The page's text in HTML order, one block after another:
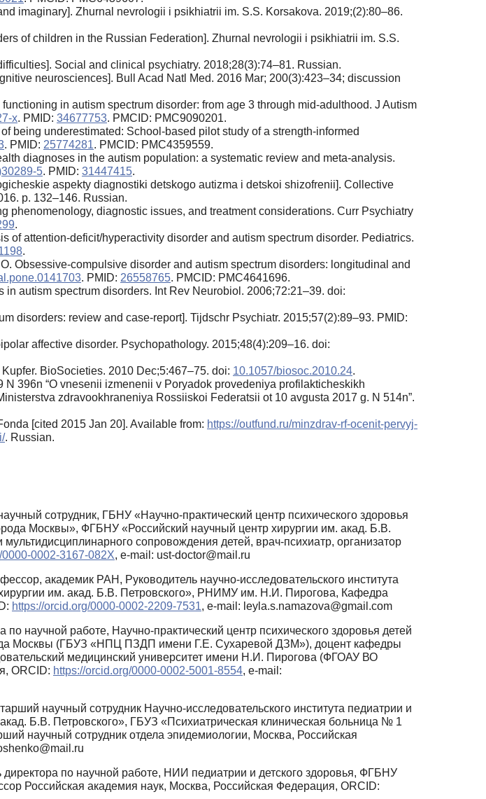
imaginary]. Zhurnal nevrologii i psikhiatrii im. S.S. Korsakova. 2019;(2):80–86.
of children in the Russian Federation]. Zhurnal nevrologii i psikhiatrii im. S.S.
Social and clinical psychiatry. 2018;28(3):74–81. Russian.
neurosciences]. Bull Acad Natl Med. 2016 Mar; 200(3):423–34; discussion
in autism spectrum disorder: from age 3 through mid-adulthood. J Autism
x. PMID: 34677753. PMCID: PMC9090201.
being underestimated: School-based pilot study of a strength-informed
. PMID: 25774281. PMCID: PMC4359559.
diagnoses in the autism population: a systematic review and meta-analysis.
5. PMID: 31447415.
aspekty diagnostiki detskogo autizma i detskoi shizofrenii]. Collective
р. 132–146. Russian.
phenomenology, diagnostic issues, and treatment considerations. Curr Psychiatry
.
of attention-deficit/hyperactivity disorder and autism spectrum disorder. Pediatrics.
.
Obsessive-compulsive disorder and autism spectrum disorders: longitudinal and
. PMID: 26558765. PMCID: PMC4641696.
autism spectrum disorders. Int Rev Neurobiol. 2006;72:21–39. doi:
disorders: review and case-report]. Tijdschr Psychiatr. 2015;57(2):89–93. PMID:
affective disorder. Psychopathology. 2015;48(4):209–16. doi:
BioSocieties. 2010 Dec;5:467–75. doi: 10.1057/biosoc.2010.24.
396n “O vnesenii izmenenii v Poryadok provedeniya profilakticheskikh
zdravookhraneniya Rossiiskoi Federatsii ot 10 avgusta 2017 g. N 514n”.
[cited 2015 Jan 20]. Available from: https://outfund.ru/minzdrav-rf-ocenit-pervyj-
. Russian.
сотрудник, ГБНУ «Научно-практический центр психического здоровья
Москвы», ФГБНУ «Российский научный центр хирургии им. акад. Б.В.
сопровождения детей, врач-психиатр, организатор
0000-0002-3167-082X, e-mail: ust-doctor@mail.ru
академик РАН, Руководитель научно-исследовательского института
им. акад. Б.В. Петровского», РНИМУ им. Н.И. Пирогова, Кафедра
https://orcid.org/0000-0002-2209-7531, e-mail: leyla.s.namazova@gmail.com
по научной работе, Научно-практический центр психического здоровья детей
Москвы (ГБУЗ «НПЦ ПЗДП имени Г.Е. Сухаревой ДЗМ»), доцент кафедры
медицинский университет имени Н.И. Пирогова (ФГОАУ ВО
ORCID: https://orcid.org/0000-0002-5001-8554, e-mail:
научный сотрудник Научно-исследовательского института педиатрии и
Б.В. Петровского», ГБУЗ «Психиатрическая клиническая больница № 1
научный сотрудник отдела эпидемиологии, Москва, Российская
директора по научной работе, НИИ педиатрии и детского здоровья, ФГБНУ
Российская академия наук, Москва, Российская Федерация, ORCID: